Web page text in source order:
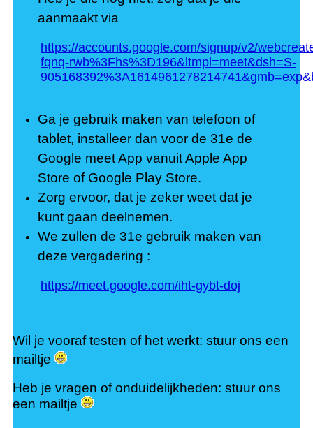
aanmaakt via
https://accounts.google.com/signup/v2/
fqnq-rwb%3Fhs%3D196&ltmpl=meet&dsh=S-
Ga je gebruik maken van telefoon of
tablet, installeer dan voor de 31e de
Google meet App vanuit Apple App
Store of Google Play Store.
Zorg ervoor, dat je zeker weet dat je
kunt gaan deelnemen.
We zullen de 31e gebruik maken van
deze vergadering :
https://meet.google.com/iht-gybt-doj
Wil je vooraf testen of het werkt: stuur ons een
mailtje
Heb je vragen of onduidelijkheden: stuur ons
een mailtje